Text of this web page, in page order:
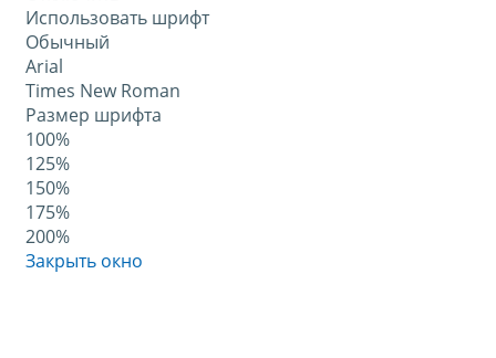
Использовать шрифт
Обычный
Arial
Times New Roman
Размер шрифта
100%
125%
150%
175%
200%
Закрыть окно